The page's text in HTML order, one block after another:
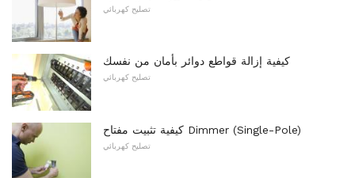
تصليح كهربائي
كيفية إزالة قواطع دوائر بأمان من نفسك
تصليح كهربائي
كيفية تثبيت مفتاح Dimmer (Single-Pole)
تصليح كهربائي